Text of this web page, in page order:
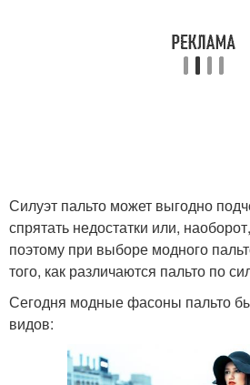
Пальто в стиле
Дутое пальто
Силуэт пальто может выгодно
спрятать недостатки или,
поэтому при выборе модного
того, как различаются пальто по
Сегодня модные фасоны пальто
видов: